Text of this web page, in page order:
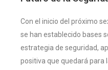
Con el inicio del próximo
se han establecido bases
estrategia de seguridad,
positiva que quedará para